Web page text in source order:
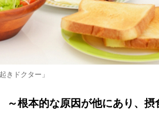
きドクター」
根本的な原因が他にあり、摂